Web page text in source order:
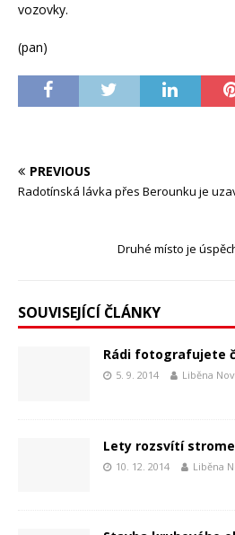
vozovky.
(pan)
PREVIOUS
Radotínská lávka přes Berounku je
Druhé místo je
SOUVISEJÍCÍ ČLÁNKY
Rádi fotografujete
5. 9. 2014 Liběna
Lety rozsvítí
10. 12. 2014 Liběna